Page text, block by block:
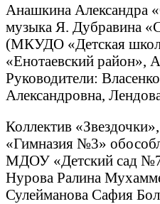
Анашкина Александра
музыка Я. Дубравина
(МКУДО «Детская
«Енотаевский район»,
Руководители:
Александровна,
Коллектив
«Гимназия №3»
МДОУ «Детский сад
Нурова Ралина
Сулейманова Сафия